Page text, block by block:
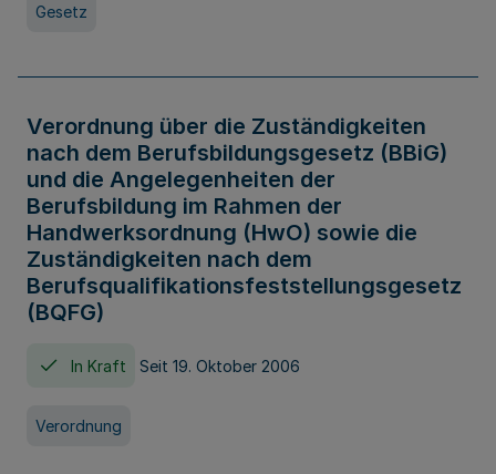
Gesetz
Verordnung über die Zuständigkeiten
nach dem Berufsbildungsgesetz (BBiG)
und die Angelegenheiten der
Berufsbildung im Rahmen der
Handwerksordnung (HwO) sowie die
Zuständigkeiten nach dem
Berufsqualifikationsfeststellungsgesetz
(BQFG)
In Kraft Seit 19. Oktober 2006
Verordnung